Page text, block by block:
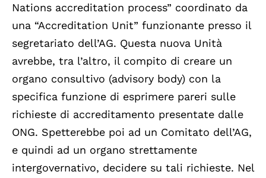
Nations accreditation process” coordinato da
una “Accreditation Unit” funzionante presso il
segretariato dell’AG. Questa nuova Unità
avrebbe, tra l’altro, il compito di creare un
organo consultivo (advisory body) con la
specifica funzione di esprimere pareri sulle
richieste di accreditamento presentate dalle
ONG. Spetterebbe poi ad un Comitato dell’AG,
e quindi ad un organo strettamente
intergovernativo, decidere su tali richieste. Nel